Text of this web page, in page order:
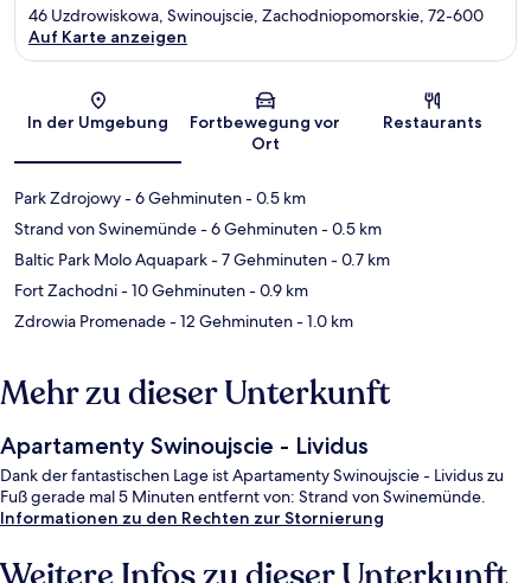
Karte
46 Uzdrowiskowa, Swinoujscie, Zachodniopomorskie, 72-600
Auf Karte anzeigen
In der Umgebung
Fortbewegung vor
Ort
Restaurants
Park Zdrojowy- 6 Gehminuten- 0.5 km
Strand von Swinemünde- 6 Gehminuten- 0.5 km
Baltic Park Molo Aquapark- 7 Gehminuten- 0.7 km
Fort Zachodni- 10 Gehminuten- 0.9 km
Zdrowia Promenade- 12 Gehminuten- 1.0 km
Mehr zu dieser Unterkunft
Apartamenty Swinoujscie - Lividus
Dank der fantastischen Lage ist Apartamenty Swinoujscie - Lividus zu
Fuß gerade mal 5 Minuten entfernt von: Strand von Swinemünde.
Informationen zu den Rechten zur Stornierung